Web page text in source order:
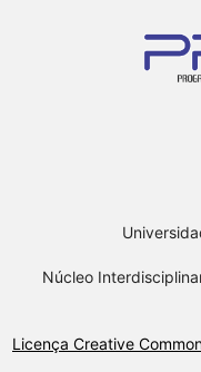
Núcleo
Licença Creative